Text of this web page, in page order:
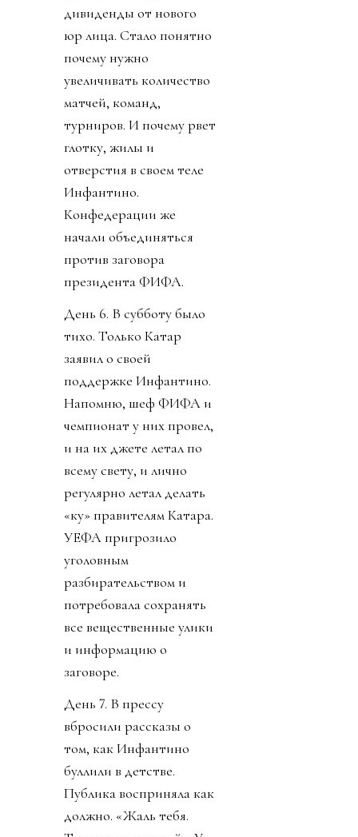
дивиденды от нового
юр лица. Стало понятно
почему нужно
увеличивать количество
матчей, команд,
турниров. И почему рвет
глотку, жилы и
отверстия в своем теле
Инфантино.
Конфедерации же
начали объединяться
против заговора
президента ФИФА.
День 6. В субботу было
тихо. Только Катар
заявил о своей
поддержке Инфантино.
Напомню, шеф ФИФА и
чемпионат у них провел,
и на их джете летал по
всему свету, и лично
регулярно летал делать
«ку» правителям Катара.
УЕФА пригрозило
уголовным
разбирательством и
потребовала сохранять
все вещественные улики
и информацию о
заговоре.
День 7. В прессу
вбросили рассказы о
том, как Инфантино
буллили в детстве.
Публика восприняла как
должно. «Жаль тебя.